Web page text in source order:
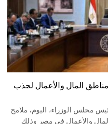
المال والأعمال لجذب
مجلس الوزراء، اليوم، ملامح
والأعمال في مصر وذلك